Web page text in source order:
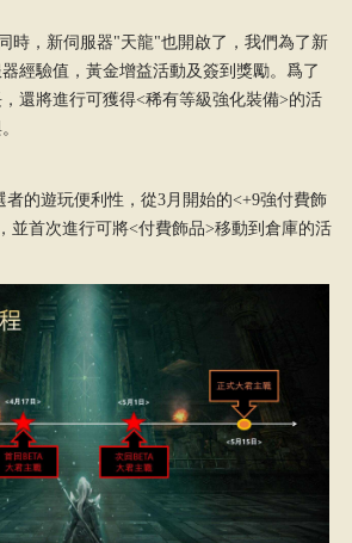
時，新伺服器"天龍"也開啟了，我們為了新
經驗值，黃金增益活動及簽到獎勵。 爲了
還將進行可獲得<稀有等級強化裝備>的活
的遊玩便利性，從3月開始的<+9強付費飾
並首次進行可將<付費飾品>移動到倉庫的活